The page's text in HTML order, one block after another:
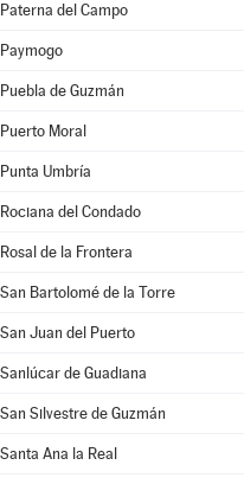
Paterna del Campo
Paymogo
Puebla de Guzmán
Puerto Moral
Punta Umbría
Rociana del Condado
Rosal de la Frontera
San Bartolomé de la Torre
San Juan del Puerto
Sanlúcar de Guadiana
San Silvestre de Guzmán
Santa Ana la Real